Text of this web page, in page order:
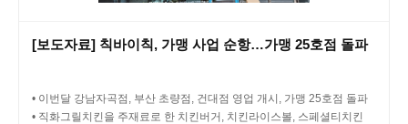
[보도자료] 칙바이칙, 가맹 사업 순항…가맹 25호점 돌파
• 이번달 강남자곡점, 부산 초량점, 건대점 영업 개시, 가맹 25호점 돌파
• 직화그릴치킨을 주재료로 한 치킨버거, 치킨라이스볼, 스페셜티치킨